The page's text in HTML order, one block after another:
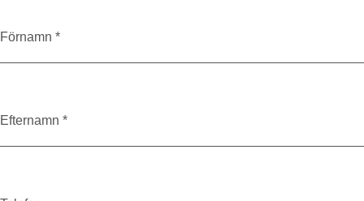
Förnamn *
Efternamn *